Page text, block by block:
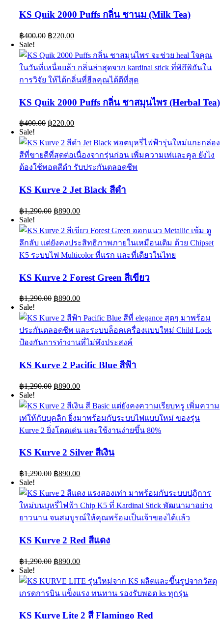
KS Quik 2000 Puffs กลิ่น ชานม (Milk Tea)
฿400.00 Original
was:
฿400.00.
฿220.00Current
is:
฿220.00.
Sale!
KS Quik 2000 Puffs กลิ่น ชาสมุนไพร (Herbal Tea)
฿400.00 Original
was:
฿400.00.
฿220.00Current
is:
฿220.00.
Sale!
KS Kurve 2 Jet Black สีดำ
฿1,290.00 Original
was:
฿1,290.00.
฿890.00Current
is:
฿890.00.
Sale!
KS Kurve 2 Forest Green สีเขียว
฿1,290.00 Original
was:
฿1,290.00.
฿890.00Current
is:
฿890.00.
Sale!
KS Kurve 2 Pacific Blue สีฟ้า
฿1,290.00 Original
was:
฿1,290.00.
฿890.00Current
is:
฿890.00.
Sale!
KS Kurve 2 Silver สีเงิน
฿1,290.00 Original
was:
฿1,290.00.
฿890.00Current
is:
฿890.00.
Sale!
KS Kurve 2 Red สีแดง
฿1,290.00 Original
was:
฿1,290.00.
฿890.00Current
is:
฿890.00.
Sale!
KS Kurve Lite 2 สี Flamingo Red